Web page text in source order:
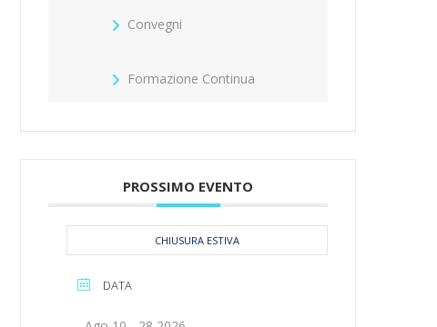
Convegni
Formazione Continua
PROSSIMO EVENTO
CHIUSURA ESTIVA
DATA